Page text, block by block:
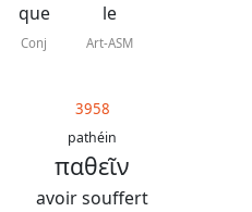
que
Conj
le
Art-ASM
3958
pathéin
παθεῖν
avoir souffert